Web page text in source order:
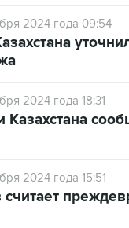
2024 года 09:54
2024 года 18:31
Казахстана
2024 года 15:51